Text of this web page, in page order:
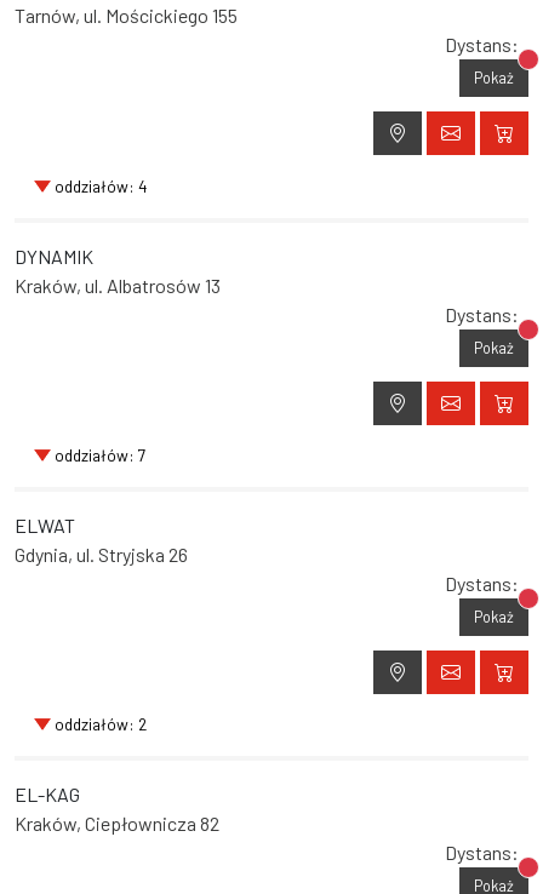
Tarnów, ul. Mościckiego 155
Dystans:
Pokaż
oddziałów: 4
DYNAMIK
Kraków, ul. Albatrosów 13
Dystans:
Pokaż
oddziałów: 7
ELWAT
Gdynia, ul. Stryjska 26
Dystans:
Pokaż
oddziałów: 2
EL-KAG
Kraków, Ciepłownicza 82
Dystans:
Pokaż